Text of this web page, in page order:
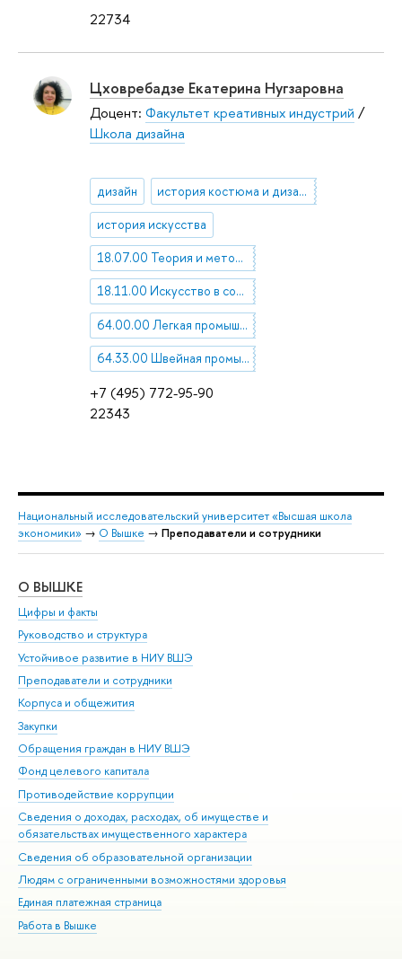
22734
+7 (495) 772-95-90
22343
Цховребадзе Екатерина Нугзаровна
Доцент: Факультет креативных индустрий /
Школа дизайна
дизайн история костюма и дизайна
история искусства
18.07.00 Теория и методология искусства и проблемы искусствоведения
18.11.00 Искусство в современном мире
64.00.00 Легкая промышленность
64.33.00 Швейная промышленность
Национальный исследовательский университет «Высшая школа
экономики» → О Вышке → Преподаватели и сотрудники
О ВЫШКЕ
Цифры и факты
Руководство и структура
Устойчивое развитие в НИУ ВШЭ
Преподаватели и сотрудники
Корпуса и общежития
Закупки
Обращения граждан в НИУ ВШЭ
Фонд целевого капитала
Противодействие коррупции
Сведения о доходах, расходах, об имуществе и
обязательствах имущественного характера
Сведения об образовательной организации
Людям с ограниченными возможностями здоровья
Единая платежная страница
Работа в Вышке